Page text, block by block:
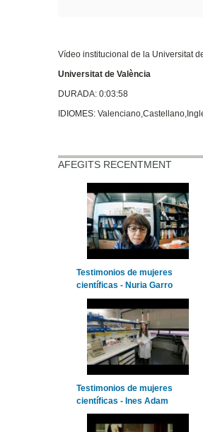
Vídeo institucional de la Universitat
Universitat de València
DURADA: 0:03:58
IDIOMES:
AFEGITS RECENTMENT
Testimonios de mujeres
científicas - Nuria Garro
Testimonios de mujeres
científicas - Ines Adam